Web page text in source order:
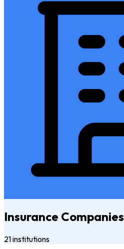
Insurance Companies
21 institutions